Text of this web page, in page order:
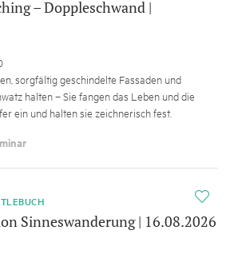
– Doppleschwand |
sorgfältig geschindelte Fassaden und
halten – Sie fangen das Leben und die
ein und halten sie zeichnerisch fest.
i
Sinneswanderung | 16.08.2026